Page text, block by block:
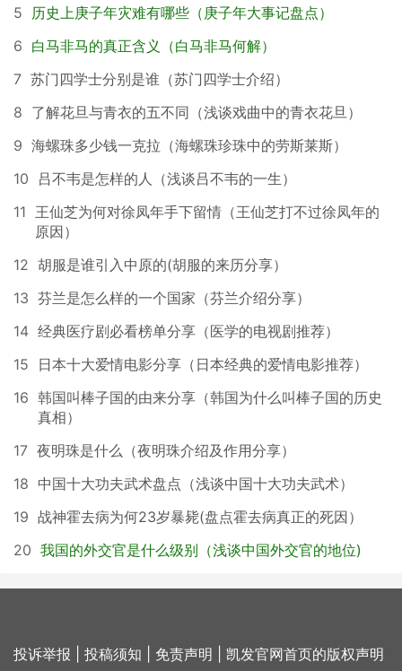
5
历史上庚子年灾难有哪些（庚子年大事记盘点）
6 白马非马的真正含义（白马非马何解）
7 苏门四学士分别是谁（苏门四学士介绍）
8 了解花旦与青衣的五不同（浅谈戏曲中的青衣花旦）
9 海螺珠多少钱一克拉（海螺珠珍珠中的劳斯莱斯）
10
吕不韦是怎样的人（浅谈吕不韦的一生）
11 王仙芝为何对徐凤年手下留情（王仙芝打不过徐凤年的
原因）
12 胡服是谁引入中原的(胡服的来历分享）
13 芬兰是怎么样的一个国家（芬兰介绍分享）
14 经典医疗剧必看榜单分享（医学的电视剧推荐）
15
日本十大爱情电影分享（日本经典的爱情电影推荐）
16 韩国叫棒子国的由来分享（韩国为什么叫棒子国的历史
真相）
17 夜明珠是什么（夜明珠介绍及作用分享）
18 中国十大功夫武术盘点（浅谈中国十大功夫武术）
19 战神霍去病为何23岁暴毙(盘点霍去病真正的死因）
20 我国的外交官是什么级别（浅谈中国外交官的地位)
投诉举报 投稿须知 免责声明 凯发官网首页的版权声明